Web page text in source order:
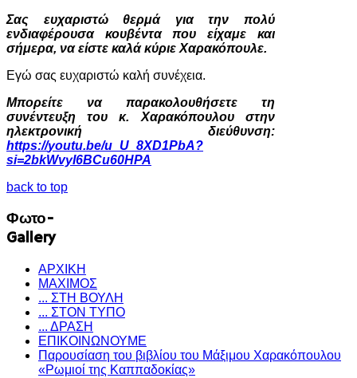
Σας ευχαριστώ θερμά για την πολύ
ενδιαφέρουσα κουβέντα που είχαμε και
σήμερα, να είστε καλά κύριε Χαρακόπουλε.
Εγώ σας ευχαριστώ καλή συνέχεια.
Μπορείτε να παρακολουθήσετε τη
συνέντευξη του κ. Χαρακόπουλου στην
ηλεκτρονική διεύθυνση:
https://youtu.be/u U _8XD1PbA?
si=2bkWvyI6BCu60HPA
back to top
Φωτο-
Gallery
ΑΡΧΙΚΗ
ΜΑΧΙΜΟΣ
... ΣΤΗ ΒΟΥΛΗ
... ΣΤΟΝ ΤΥΠΟ
... ΔΡΑΣΗ
ΕΠΙΚΟΙΝΩΝΟΥΜΕ
Παρουσίαση του βιβλίου του Μάξιμου Χαρακόπουλου
«Ρωμιοί της Καππαδοκίας»